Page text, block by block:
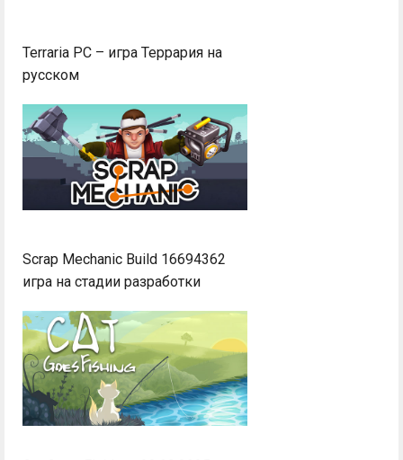
Terraria PC – игра Террария на
русском
Scrap Mechanic Build 16694362
игра на стадии разработки